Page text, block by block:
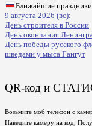
Ближайшие
9 августа 2026 (вс):
День строителя в России
День окончания
День победы русского
шведами у мыса Гангут
QR-код и
Возьмите моб телефон с
Наведите камеру на код,